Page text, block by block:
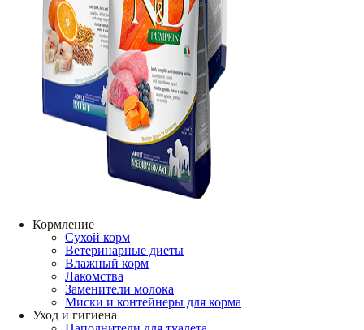
Кормление
Сухой корм
Ветеринарные диеты
Влажный корм
Лакомства
Заменители молока
Миски и контейнеры для корма
Уход и гигиена